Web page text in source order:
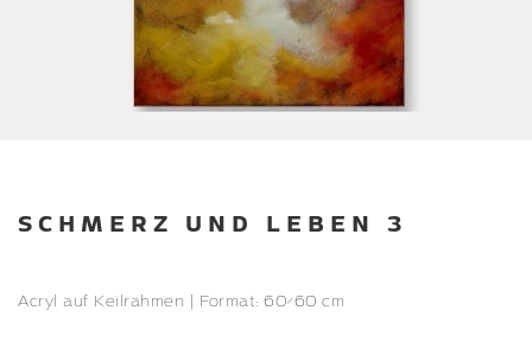
SCHMERZ UND LEBEN 3
Acryl auf Keilrahmen | Format: 60×60 cm